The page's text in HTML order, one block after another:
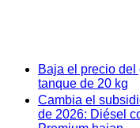
Baja el precio del
tanque de 20 kg
Cambia el
de 2026: Diésel